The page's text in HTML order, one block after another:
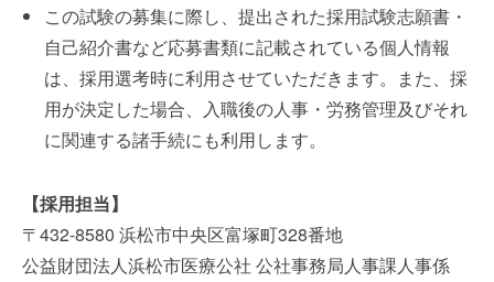
この試験の募集に際し、提出された採用試験志願書・
自己紹介書など応募書類に記載されている個人情報
は、採用選考時に利用させていただきます。また、採
用が決定した場合、入職後の人事・労務管理及びそれ
に関連する諸手続にも利用します。
【採用担当】
〒432-8580 浜松市中央区富塚町328番地
公益財団法人浜松市医療公社 公社事務局人事課人事係